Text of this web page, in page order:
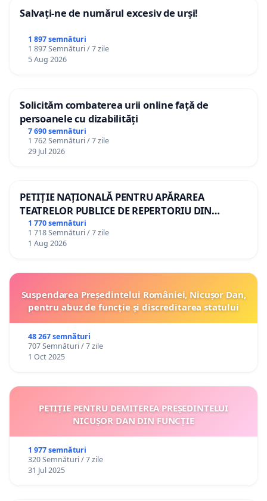
Salvați-ne de numărul excesiv de urși!
1 897 semnături
1 897 Semnături / 7 zile
5 Aug 2026
Solicităm combaterea urii online față de
persoanele cu dizabilități
7 690 semnături
1 762 Semnături / 7 zile
29 Jul 2026
PETIȚIE NAȚIONALĂ PENTRU APĂRAREA
TEATRELOR PUBLICE DE REPERTORIU DIN
ROMÂNIA
1 770 semnături
1 718 Semnături / 7 zile
1 Aug 2026
Suspendarea Președintelui României, Nicușor Dan,
pentru abuz de funcție și discreditarea statului
48 267 semnături
707 Semnături / 7 zile
1 Oct 2025
PETIȚIE PENTRU DEMITEREA PREȘEDINTELUI
NICUȘOR DAN DIN FUNCȚIE
1 977 semnături
320 Semnături / 7 zile
31 Jul 2025